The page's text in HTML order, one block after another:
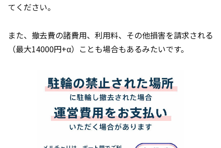
てください。
また、撤去費の諸費用、利用料、その他損害を請求される
（最大14000円+α）ことも場合もあるみたいです。